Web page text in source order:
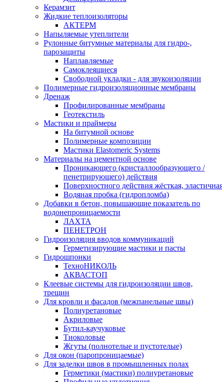
Керамзит
Жидкие теплоизоляторы
АКТЕРМ
Напыляемые утеплители
Рулонные битумные материалы для гидро-,
парозащиты
Наплавляемые
Самоклеящиеся
Свободной укладки - для звукоизоляции
Полимерные гидроизоляционные мембраны
Дренаж
Профилированные мембраны
Геотекстиль
Мастики и праймеры
На битумной основе
Полимерные композиции
Мастики Elastomeric Systems
Материалы на цементной основе
Проникающего (кристаллообразующего /
пенетрирующего) действия
Поверхностного действия жёсткая,
Водяная пробка (гидропломба)
Добавки в бетон, повышающие показатель по
водонепроницаемости
ЛАХТА
ПЕНЕТРОН
Гидроизоляция вводов коммуникаций
Герметизирующие мастики и пасты
Гидрошпонки
ТехноНИКОЛЬ
АКВАСТОП
Клеевые системы для гидроизоляции швов,
трещин
Для кровли и фасадов (межпанельные швы)
Полиуретановые
Акриловые
Бутил-каучуковые
Тиоколовые
Жгуты (полнотелые и пустотелые)
Для окон (паропроницаемые)
Для заделки швов в промышленных полах
Герметики (мастики) полиуретановые